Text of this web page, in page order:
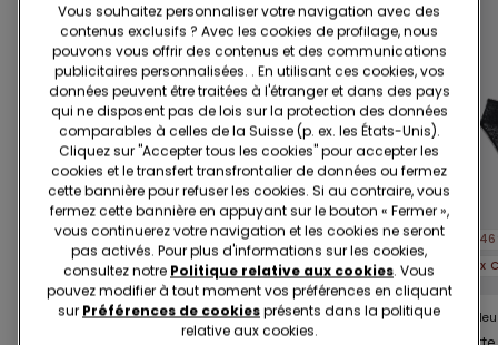
-46%
5x CHF 20
1 Couleur
-46%
5x CHF 20
1 Couleur
-
5x
5
Vous souhaitez personnaliser votre navigation avec des
contenus exclusifs ? Avec les cookies de profilage, nous
pouvons vous offrir des contenus et des communications
publicitaires personnalisées. . En utilisant ces cookies, vos
données peuvent être traitées à l'étranger et dans des pays
qui ne disposent pas de lois sur la protection des données
comparables à celles de la Suisse (p. ex. les États-Unis).
Cliquez sur "Accepter tous les cookies" pour accepter les
cookies et le transfert transfrontalier de données ou fermez
cette bannière pour refuser les cookies. Si au contraire, vous
fermez cette bannière en appuyant sur le bouton « Fermer »,
vous continuerez votre navigation et les cookies ne seront
pas activés. Pour plus d'informations sur les cookies,
consultez notre Politique relative aux cookies. Vous
pouvez modifier à tout moment vos préférences en cliquant
sur Préférences de cookiesprésents dans la politique
relative aux cookies.